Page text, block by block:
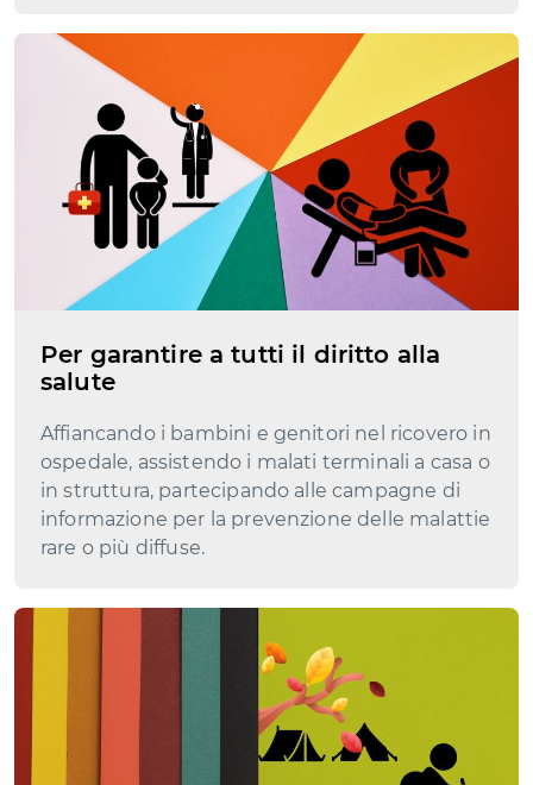
Per garantire a tutti il diritto alla
salute
Affiancando i bambini e genitori nel ricovero in
ospedale, assistendo i malati terminali a casa o
in struttura, partecipando alle campagne di
informazione per la prevenzione delle malattie
rare o più diffuse.